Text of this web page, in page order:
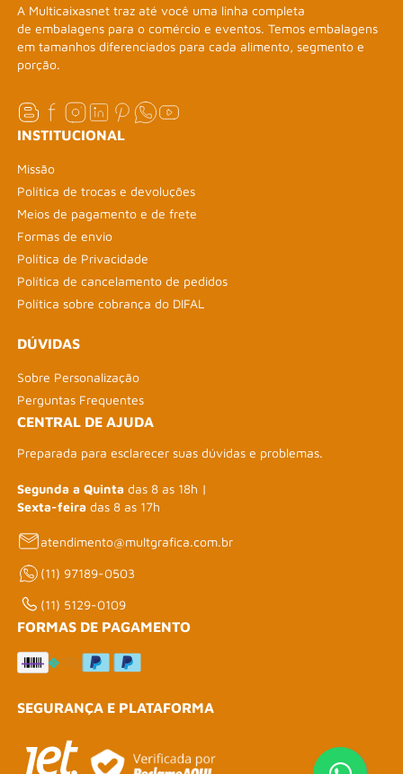
A Multicaixasnet traz até você uma linha completa
de embalagens para o comércio e eventos. Temos embalagens
em tamanhos diferenciados para cada alimento, segmento e
porção.
INSTITUCIONAL
Missão
Política de trocas e devoluções
Meios de pagamento e de frete
Formas de envio
Política de Privacidade
Política de cancelamento de pedidos
Política sobre cobrança do DIFAL
DÚVIDAS
Sobre Personalização
Perguntas Frequentes
CENTRAL DE AJUDA
Preparada para esclarecer suas dúvidas e problemas.
Segunda a Quinta das 8 as 18h |
Sexta-feira das 8 as 17h
atendimento@multgrafica.com.br
(11) 97189-0503
(11) 5129-0109
FORMAS DE PAGAMENTO
SEGURANÇA E PLATAFORMA